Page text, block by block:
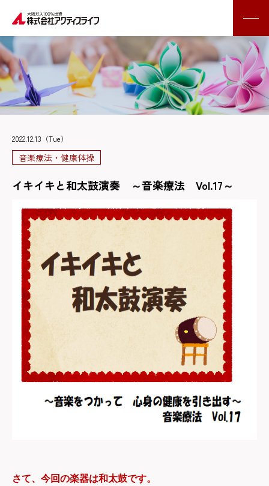
2022.12.13（Tue）
音楽療法・健康体操
イキイキと和太鼓演奏 ～音楽療法 Vol.17～
さて、今回の楽器は和太鼓です。